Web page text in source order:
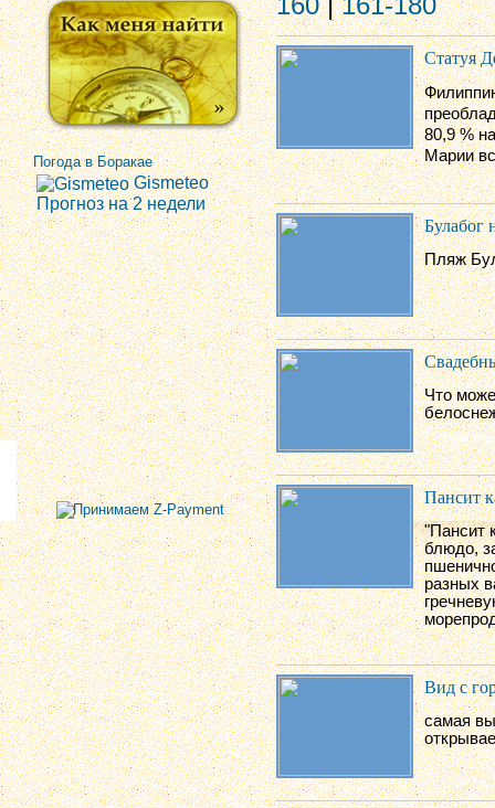
Погода в Боракае
Gismeteo
Прогноз на 2 недели
Статуя
80,9 %
Марии
Булабог
Пляж
Что
Пансит
"Пансит
блюдо,
разных
Вид с
самая